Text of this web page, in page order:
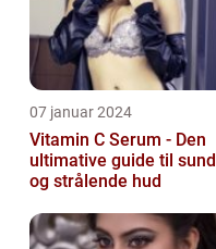
07 januar 2024
Vitamin C Serum - Den
ultimative guide til sund
og strålende hud